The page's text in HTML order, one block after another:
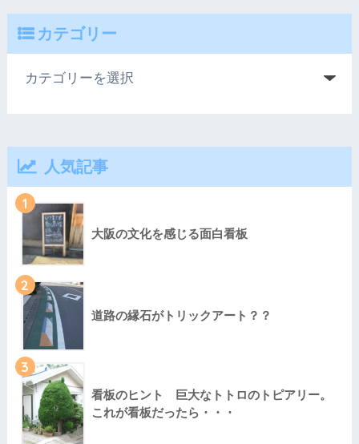
カテゴリー
人気記事
1
大阪の文化を感じる面白看板
2
道路の縁石がトリックアート？？
3
看板のヒント 巨大なトトロのトピアリー。
これが看板だったら・・・